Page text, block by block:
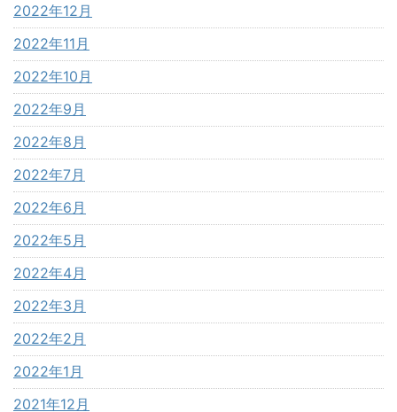
2022年12月
2022年11月
2022年10月
2022年9月
2022年8月
2022年7月
2022年6月
2022年5月
2022年4月
2022年3月
2022年2月
2022年1月
2021年12月